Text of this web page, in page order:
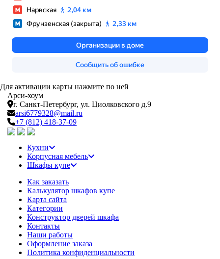
Для активации карты нажмите по ней
Арси-хоум
г. Санкт-Петербург, ул. Циолковского д.9
arsi6779328@mail.ru
+7 (812) 418-37-09
Кухни
Корпусная мебель
Шкафы купе
Как заказать
Калькулятор шкафов купе
Карта сайта
Категории
Конструктор дверей шкафа
Контакты
Наши работы
Оформление заказа
Политика конфиденциальности